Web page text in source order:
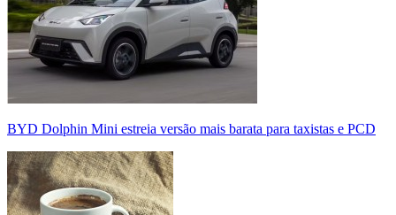
BYD Dolphin Mini estreia versão mais barata para taxistas e PCD